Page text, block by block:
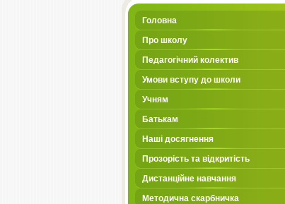
Головна
Про школу
Педагогічний колектив
Умови вступу до школи
Учням
Батькам
Наші досягнення
Прозорість та відкритість
Дистанційне навчання
Методична скарбничка